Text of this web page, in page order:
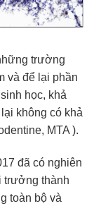
trường
và để lại phần
học, khả
không có khả
MTA ).
đã có nghiên
trưởng thành
toàn bộ và